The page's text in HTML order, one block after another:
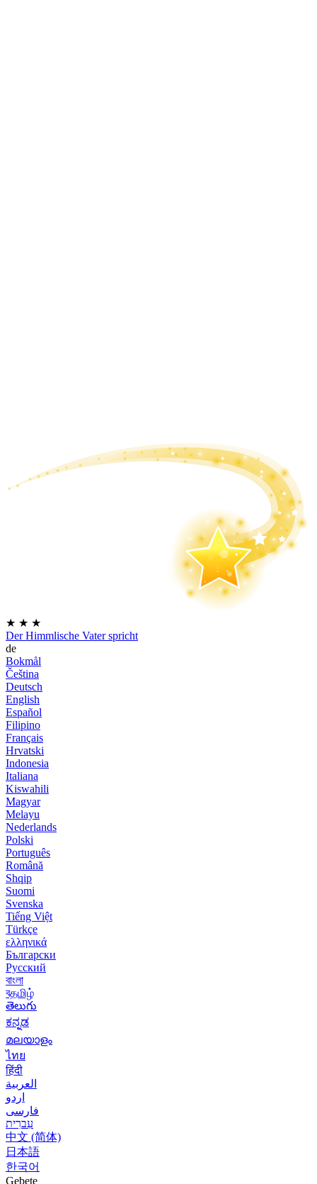
★ ★ ★
Der Himmlische Vater spricht
de
Bokmål
Čeština
Deutsch
English
Español
Filipino
Français
Hrvatski
Indonesia
Italiana
Kiswahili
Magyar
Melayu
Nederlands
Polski
Português
Română
Shqip
Suomi
Svenska
Tiếng Việt
Türkçe
ελληνικά
Български
Русский
বাংলা
বதமிழ்
తెలుగు
ಕನ್ನಡ
മലയാളം
ไทย
हिंदी
العربية
اردو
فارسی
עִברִית
中文 (简体)
日本語
한국어
Gebete